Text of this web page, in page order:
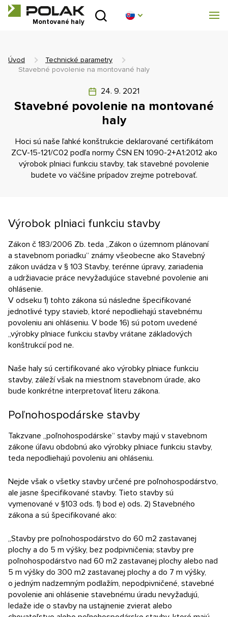
Montované haly
Úvod
Montované haly
Stanové haly
Technické parametry
Blog
Realizácia
Úvod
Technické parametry
Stavebné povolenie na montované haly
24. 9. 2021
Stavebné povolenie na montované
haly
Hoci sú naše ľahké konštrukcie deklarované certifikátom
ZCV-15-121/C02 podľa normy ČSN EN 1090-2+A1:2012 ako
výrobok plniaci funkciu stavby, tak stavebné povolenie
budete vo väčšine prípadov zrejme potrebovať.
Výrobok plniaci funkciu stavby
Zákon č 183/2006 Zb. teda „Zákon o územnom plánovaní
a stavebnom poriadku“ známy všeobecne ako Stavebný
zákon uvádza v § 103 Stavby, terénne úpravy, zariadenia
a udržiavacie práce nevyžadujúce stavebné povolenie ani
ohlásenie.
V odseku 1) tohto zákona sú následne špecifikované
jednotlivé typy stavieb, ktoré nepodliehajú stavebnému
povoleniu ani ohláseniu. V bode 16) sú potom uvedené
„výrobky plniace funkciu stavby vrátane základových
konštrukcií pod ne.
Naše haly sú certifikované ako výrobky plniace funkciu
stavby, záleží však na miestnom stavebnom úrade, ako
bude konkrétne interpretovať literu zákona.
Poľnohospodárske stavby
Takzvane „poľnohospodárske“ stavby majú v stavebnom
zákone úľavu obdobnú ako výrobky plniace funkciu stavby,
teda nepodliehajú povoleniu ani ohláseniu.
Nejde však o všetky stavby určené pre poľnohospodárstvo,
ale jasne špecifikované stavby. Tieto stavby sú
vymenované v §103 ods. 1) bod e) ods. 2) Stavebného
zákona a sú špecifikované ako:
„Stavby pre poľnohospodárstvo do 60 m2 zastavanej
plochy a do 5 m výšky, bez podpivničenia; stavby pre
poľnohospodárstvo nad 60 m2 zastavanej plochy alebo nad
5 m výšky do 300 m2 zastavanej plochy a do 7 m výšky,
o jedným nadzemným podlažím, nepodpivničené, stavebné
povolenie ani ohlásenie stavebnému úradu nevyžadujú,
ledaže ide o stavby na ustajnenie zvierat alebo